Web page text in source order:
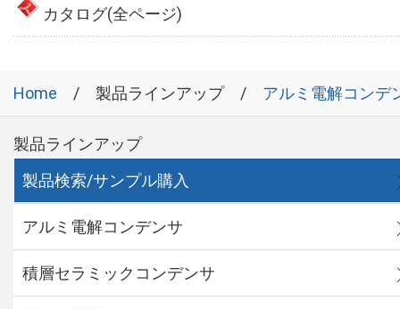
カタログ(全ページ)
Home 製品ラインアップ アルミ電解コンデ
製品ラインアップ
製品検索/サンプル購入
アルミ電解コンデンサ
積層セラミックコンデンサ